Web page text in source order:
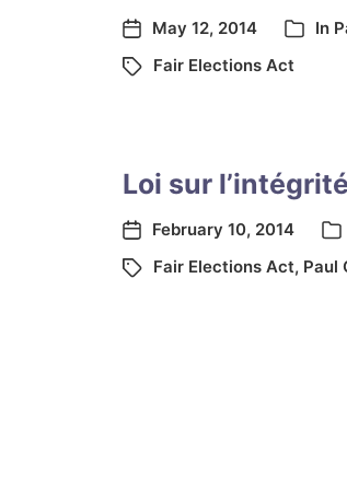
May 12, 2014 In
Fair Elections Act
Loi sur
February 10, 2014
Fair Elections Act, Paul